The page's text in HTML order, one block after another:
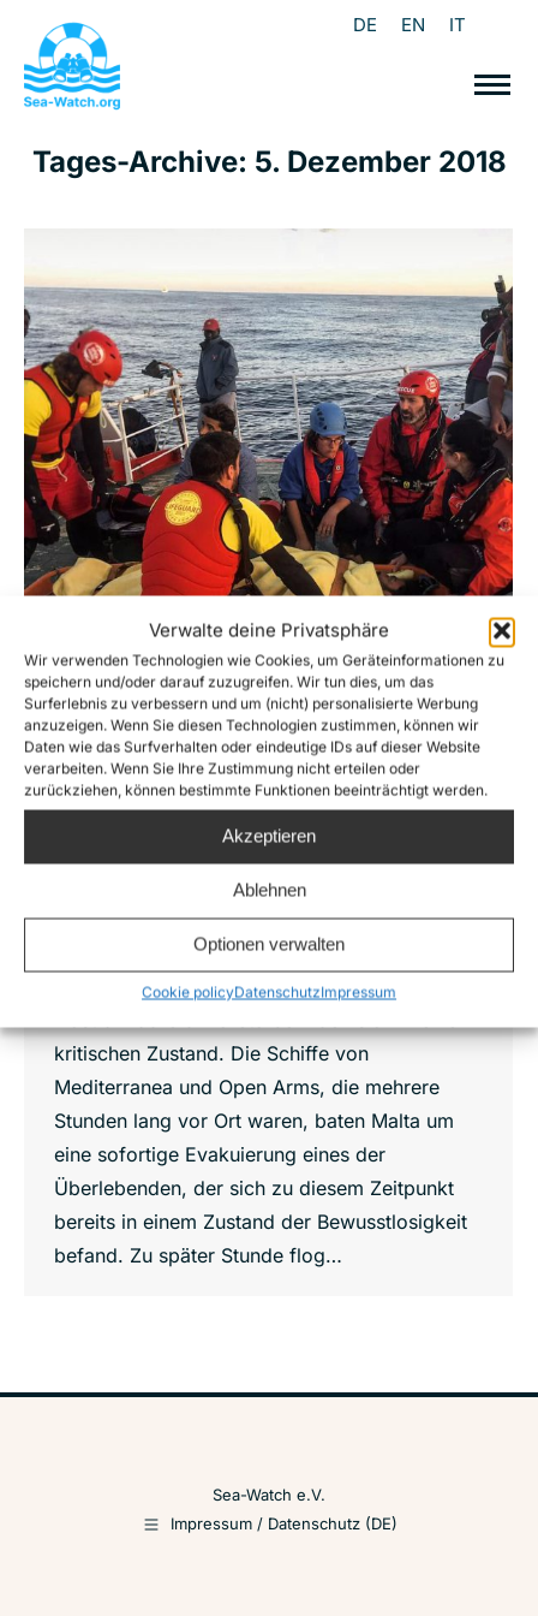
Verwalte deine Privatsphäre
Wir verwenden Technologien wie Cookies, um Geräteinformationen zu
speichern und/oder darauf zuzugreifen. Wir tun dies, um das
Surferlebnis zu verbessern und um (nicht) personalisierte Werbung
anzuzeigen. Wenn Sie diesen Technologien zustimmen, können wir
Daten wie das Surfverhalten oder eindeutige IDs auf dieser Website
verarbeiten. Wenn Sie Ihre Zustimmung nicht erteilen oder
zurückziehen, können bestimmte Funktionen beeinträchtigt werden.
Akzeptieren
Ablehnen
Optionen verwalten
Cookie policyDatenschutzImpressum
DE EN IT
Tages-Archive: 5. Dezember 2018
United4Med fordert sofortige Lösung für
das spanische Fischerboot. Die erste
Person wurde bereits evakuiert, weitere
werden folgen ohne einen sicheren
Hafen: Europa muss sie jetzt retten.
Mediterranea / Mare Jonio,News
Sea-Watch 3
Lennart Diesen 5. Dezember 2018
Die Menschen an Bord des Fischerbootes
kritischen Zustand. Die Schiffe von
Mediterranea und Open Arms, die mehrere
Stunden lang vor Ort waren, baten Malta um
eine sofortige Evakuierung eines der
Überlebenden, der sich zu diesem Zeitpunkt
bereits in einem Zustand der Bewusstlosigkeit
befand. Zu später Stunde flog…
Sea-Watch e.V.
Impressum / Datenschutz (DE)